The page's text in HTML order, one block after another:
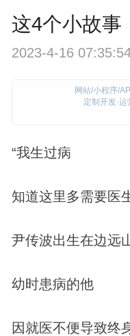
这4个小故事
2023-4-16
网站/小程序/
定制开发·运
“我生过病
知道这里多需要医
尹传波出生在边远
幼时患病的他
因就医不便导致终